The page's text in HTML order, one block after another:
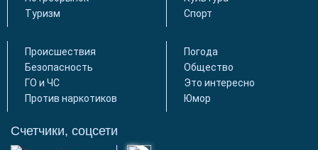
Туризм
Спорт
Происшествия
Безопасность
ГО и ЧС
Против наркотиков
Погода
Общество
Это интересно
Юмор
Счетчики, соцсети